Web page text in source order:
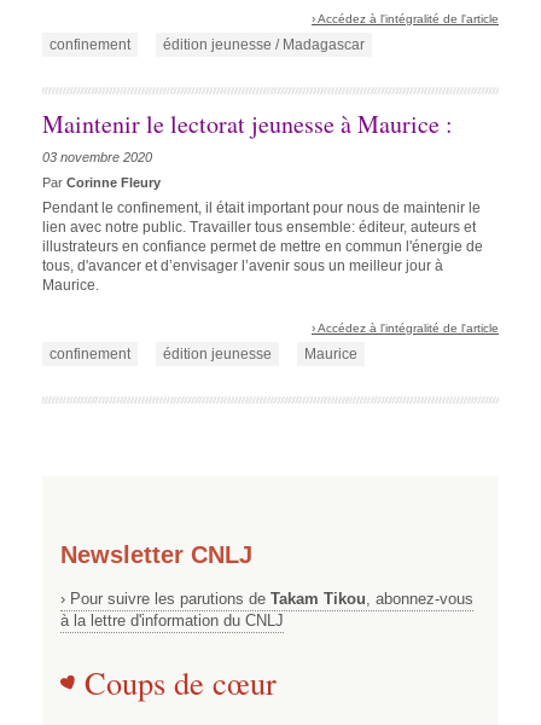
› Accédez à l'intégralité de l'article
confinement édition jeunesse / Madagascar
Maintenir le lectorat jeunesse à Maurice :
03 novembre 2020
Par Corinne Fleury
Pendant le confinement, il était important pour nous de maintenir le
lien avec notre public. Travailler tous ensemble: éditeur, auteurs et
illustrateurs en confiance permet de mettre en commun l'énergie de
tous, d'avancer et d’envisager l’avenir sous un meilleur jour à
Maurice.
› Accédez à l'intégralité de l'article
confinement édition jeunesse Maurice
Newsletter CNLJ
› Pour suivre les parutions de Takam Tikou, abonnez-vous
à la lettre d'information du CNLJ
Coups de cœur